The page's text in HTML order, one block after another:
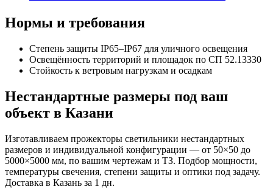
Нормы и требования
Степень защиты IP65–IP67 для уличного освещения
Освещённость территорий и площадок по СП 52.13330
Стойкость к ветровым нагрузкам и осадкам
Нестандартные размеры под ваш
объект в Казани
Изготавливаем прожекторы светильники нестандартных
размеров и индивидуальной конфигурации — от 50×50 до
5000×5000 мм, по вашим чертежам и ТЗ. Подбор мощности,
температуры свечения, степени защиты и оптики под задачу.
Доставка в Казань за 1 дн.